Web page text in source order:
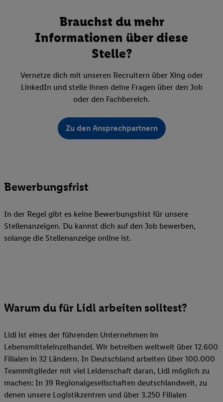
Brauchst du mehr
Informationen über diese
Stelle?
Vernetze dich mit unseren Recruitern über Xing oder
LinkedIn und stelle ihnen deine Fragen über den Job
oder den Fachbereich.
Zu den Ansprechpartnern
Bewerbungsfrist
In der Regel gibt es keine Bewerbungsfrist für unsere
Stellenanzeigen. Du kannst dich auf den Job bewerben,
solange die Stellenanzeige online ist.
Warum du für Lidl arbeiten solltest?
Lidl ist eines der führenden Unternehmen im
Lebensmitteleinzelhandel. Wir betreiben weltweit über 12.600
Filialen in 32 Ländern. In Deutschland arbeiten über 100.000
Teammitglieder mit viel Leidenschaft daran, Lidl möglich zu
machen: In 39 Regionalgesellschaften deutschlandweit, zu
denen unsere Logistikzentren und über 3.250 Filialen